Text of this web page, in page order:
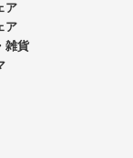
ア
ア
雑貨